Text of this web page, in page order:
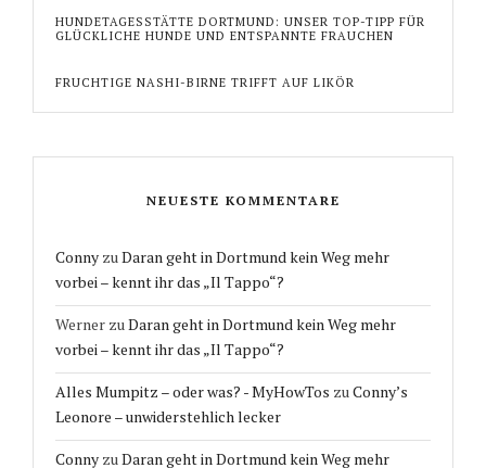
HUNDETAGESSTÄTTE DORTMUND: UNSER TOP-TIPP FÜR
GLÜCKLICHE HUNDE UND ENTSPANNTE FRAUCHEN
FRUCHTIGE NASHI-BIRNE TRIFFT AUF LIKÖR
NEUESTE KOMMENTARE
Conny zu Daran geht in Dortmund kein Weg mehr
vorbei – kennt ihr das „Il Tappo“?
Werner zu Daran geht in Dortmund kein Weg mehr
vorbei – kennt ihr das „Il Tappo“?
Alles Mumpitz – oder was? - MyHowTos zu Conny’s
Leonore – unwiderstehlich lecker
Conny zu Daran geht in Dortmund kein Weg mehr